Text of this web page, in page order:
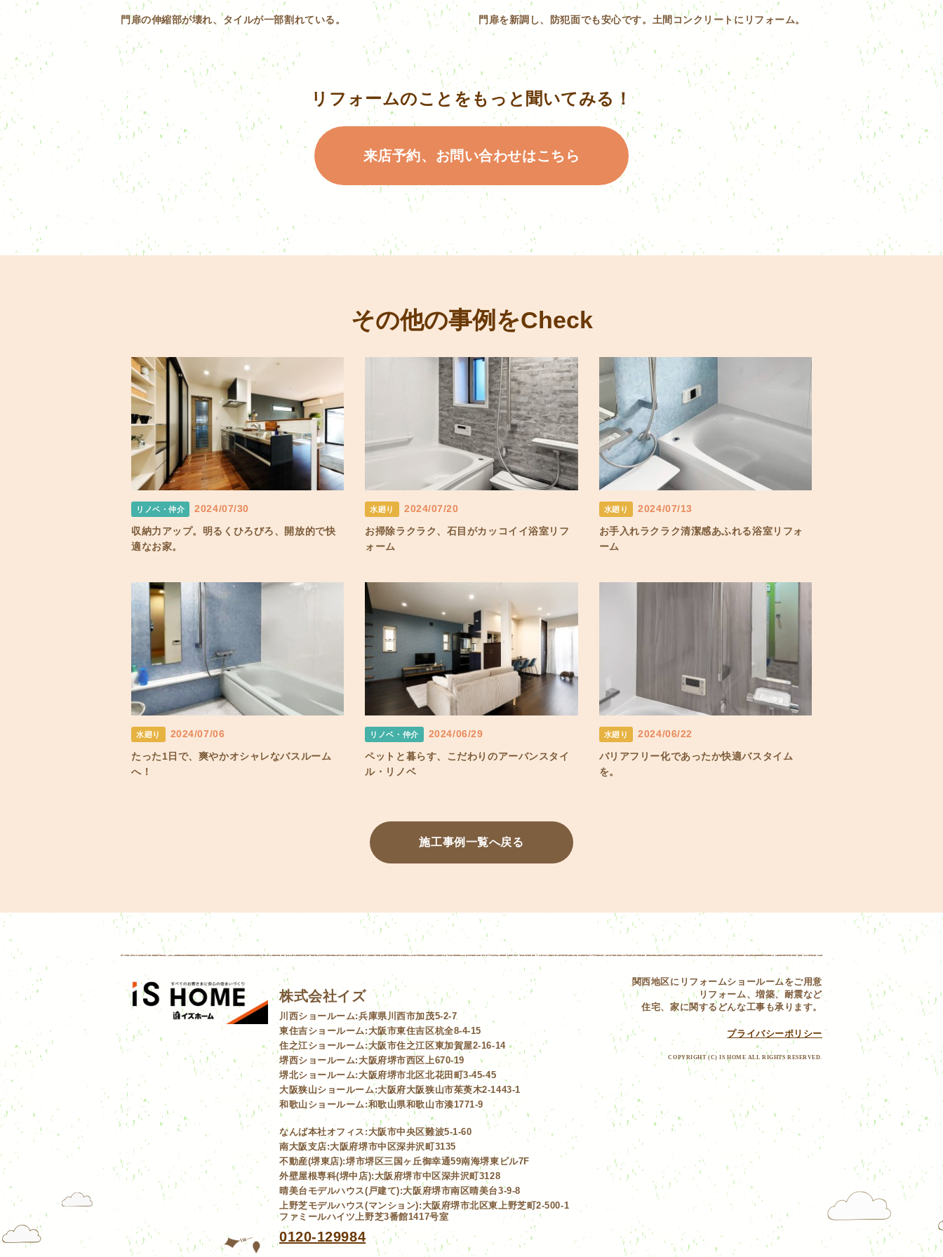
門扉の伸縮部が壊れ、タイルが一部割れている。 門扉を新調し、防犯面でも安心です。土間コンクリートにリフォーム。
リフォームのことをもっと聞いてみる！
来店予約、お問い合わせはこちら
その他の事例をCheck
リノベ・仲介
2024/07/30
収納力アップ。明るくひろびろ、開放的で快
適なお家。
水廻り
2024/07/20
お掃除ラクラク、石目がカッコイイ浴室リフ
ォーム
水廻り
2024/07/13
お手入れラクラク清潔感あふれる浴室リフォ
ーム
水廻り
2024/07/06
たった1日で、爽やかオシャレなバスルーム
へ！
リノベ・仲介
2024/06/29
ペットと暮らす、こだわりのアーバンスタイ
ル・リノベ
水廻り
2024/06/22
バリアフリー化であったか快適バスタイム
を。
施工事例一覧へ戻る
株式会社イズ
川西ショールーム:兵庫県川西市加茂5-2-7
東住吉ショールーム: 大阪市東住吉区杭全8-4-15
住之江ショールーム:大阪市住之江区東加賀屋2-16-14
堺西ショールーム: 大阪府堺市西区上670-19
堺北ショールーム: 大阪府堺市北区北花田町3-45-45
大阪狭山ショールーム:大阪府大阪狭山市茱萸木2-1443-1
和歌山ショールーム:和歌山県和歌山市湊1771-9
なんば本社オフィス:大阪市中央区難波5-1-60
南大阪支店:大阪府堺市中区深井沢町3135
不動産(堺東店):堺市堺区三国ヶ丘御幸通59南海堺東ビル7F
外壁屋根専科(堺中店):大阪府堺市中区深井沢町3128
晴美台モデルハウス(戸建て):大阪府堺市南区晴美台3-9-8
上野芝モデルハウス(マンション): 大阪府堺市北区東上野芝町2-500-1
ファミールハイツ上野芝3番館1417号室
0120-129984
関西地区にリフォームショールームをご用意
リフォーム、増築、耐震など
住宅、家に関するどんな工事も承ります。
プライバシーポリシー
COPYRIGHT (C) IS HOME ALL RIGHTS RESERVED.